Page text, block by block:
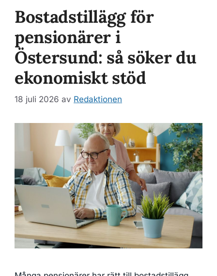
Bostadstillägg för
pensionärer i
Östersund: så söker du
ekonomiskt stöd
18 juli 2026 av Redaktionen